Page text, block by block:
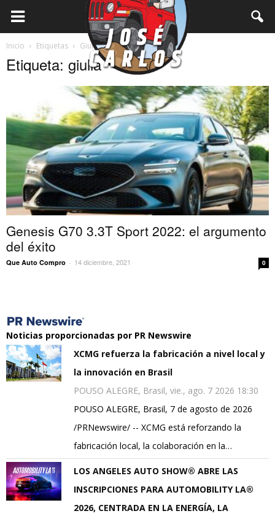
Inicio Etiquetas Giulia
Etiqueta: giulia
Genesis G70 3.3T Sport 2022: el argumento
del éxito
Que Auto Compro - 14 diciembre, 2021 0
Noticias proporcionadas por PR Newswire
XCMG refuerza la fabricación a nivel local y
la innovación en Brasil
POUSO ALEGRE, Brasil, vie., ago. 7 2026 18:30
POUSO ALEGRE, Brasil, 7 de agosto de 2026
/PRNewswire/ -- XCMG está reforzando la
fabricación local, la colaboración en la…
LOS ANGELES AUTO SHOW® ABRE LAS
INSCRIPCIONES PARA AUTOMOBILITY LA®
2026, CENTRADA EN LA ENERGÍA, LA